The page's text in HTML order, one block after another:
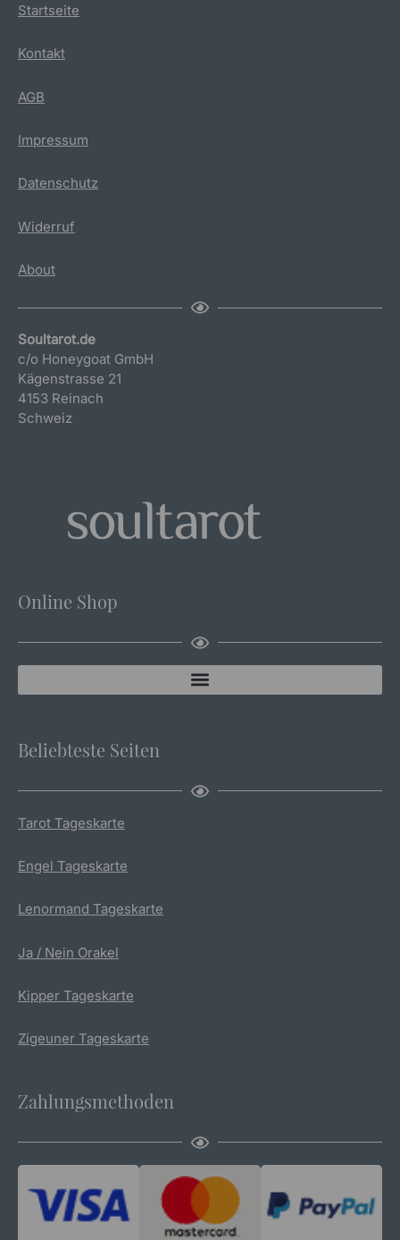
Startseite
Kontakt
AGB
Impressum
Datenschutz
Widerruf
About
Soultarot.de
c/o Honeygoat GmbH
Kägenstrasse 21
4153 Reinach
Schweiz
Online Shop
Beliebteste Seiten
Tarot Tageskarte
Engel Tageskarte
Lenormand Tageskarte
Ja / Nein Orakel
Kipper Tageskarte
Zigeuner Tageskarte
Zahlungsmethoden